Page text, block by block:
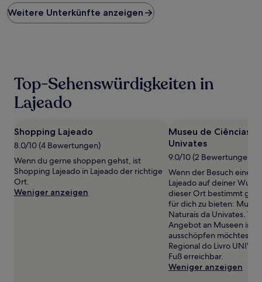
pro
Nacht,
24 Stunden
einen
Aufenthalt
1 Übernachtung
2 Erwachsenen
gefunden
wurde.
Preise
und
Weitere Unterkünfte anzeigen
Top-Sehenswürdigkeiten in
Lajeado
Shopping Lajeado
8.0/10 (4 Bewertungen)
Wenn du gerne shoppen gehst, ist
Shopping Lajeado in Lajeado der richtige
Ort.
Weniger anzeigen
Museu de Ciências
Univates
9.0/10 (2 Bewertungen)
Wenn der Besuch eines
Lajeado auf deiner
dieser Ort bestimmt
für dich zu bieten:
Naturais da Univates.
Angebot an Museen in
ausschöpfen möchtest,
Regional do Livro
Fuß erreichbar.
Weniger anzeigen